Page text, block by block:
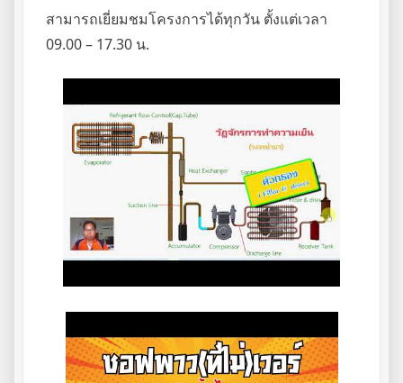
สามารถเยี่ยมชมโครงการได้ทุกวัน ตั้งแต่เวลา
09.00 – 17.30 น.